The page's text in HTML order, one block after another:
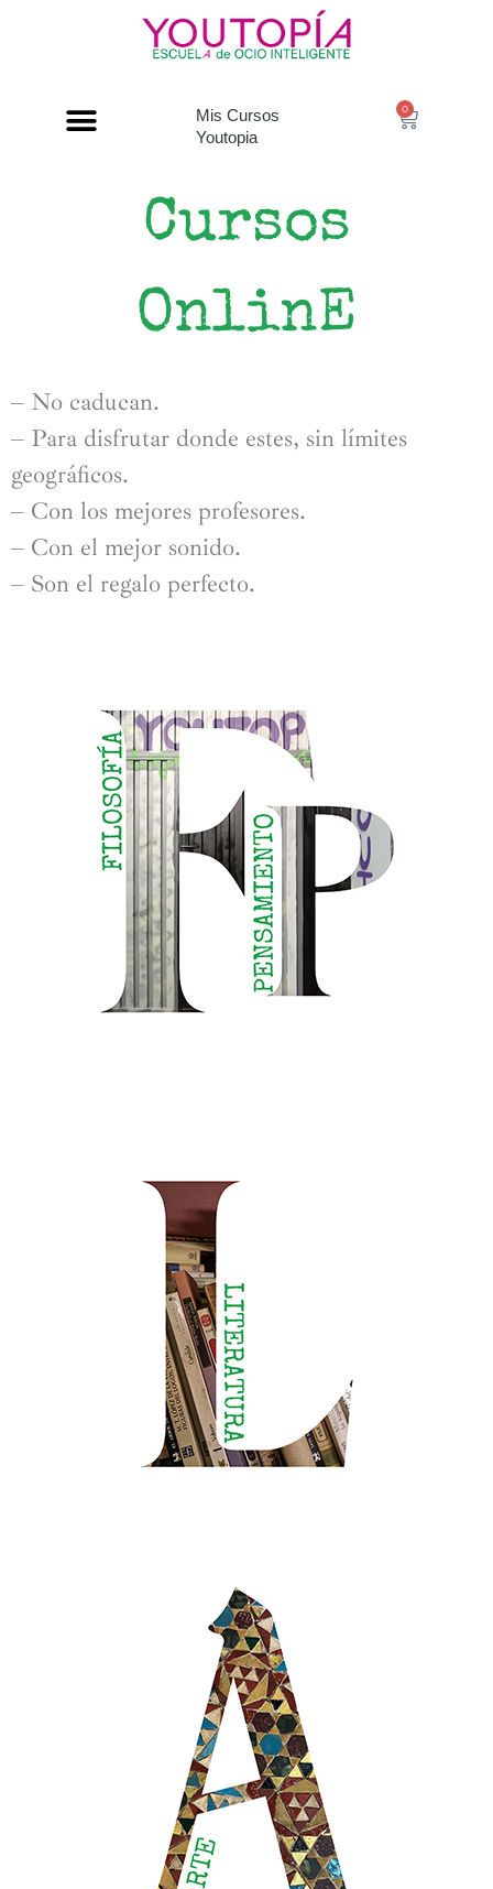
Mis Cursos
Youtopia
0
Cursos
OnlinE
– No caducan.
– Para disfrutar donde estes, sin límites
geográficos.
– Con los mejores profesores.
– Con el mejor sonido.
– Son el regalo perfecto.